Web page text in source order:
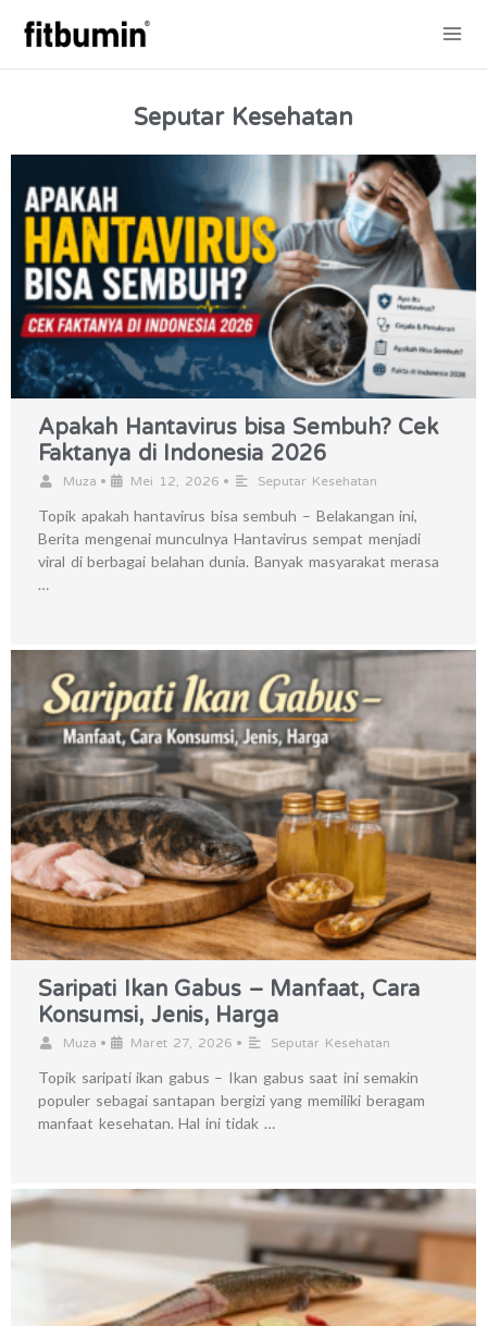
konten
Seputar Kesehatan
Apakah Hantavirus bisa Sembuh? Cek
Faktanya di Indonesia 2026
Muza • Mei 12, 2026 • Seputar Kesehatan
Topik apakah hantavirus bisa sembuh – Belakangan ini,
Berita mengenai munculnya Hantavirus sempat menjadi
viral di berbagai belahan dunia. Banyak masyarakat merasa
…
Saripati Ikan Gabus – Manfaat, Cara
Konsumsi, Jenis, Harga
Muza • Maret 27, 2026 • Seputar Kesehatan
Topik saripati ikan gabus – Ikan gabus saat ini semakin
populer sebagai santapan bergizi yang memiliki beragam
manfaat kesehatan. Hal ini tidak …